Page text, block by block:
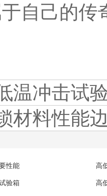
自己的传
温冲击试
材料性能
性能 高
验箱 高